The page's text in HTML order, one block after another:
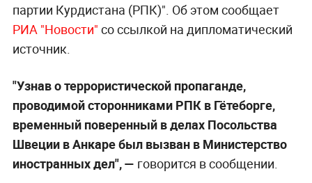
партии Курдистана (РПК)". Об этом сообщает
РИА "Новости" со ссылкой на дипломатический
источник.
"Узнав о террористической пропаганде,
проводимой сторонниками РПК в Гётеборге,
временный поверенный в делах Посольства
Швеции в Анкаре был вызван в Министерство
иностранных дел", — говорится в сообщении.